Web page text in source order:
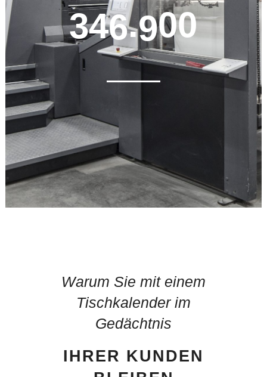
346.900
Warum Sie mit einem
Tischkalender im
Gedächtnis
IHRER KUNDEN